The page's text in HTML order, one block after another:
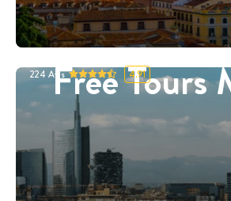
Free Tours
224 Avis 4.91